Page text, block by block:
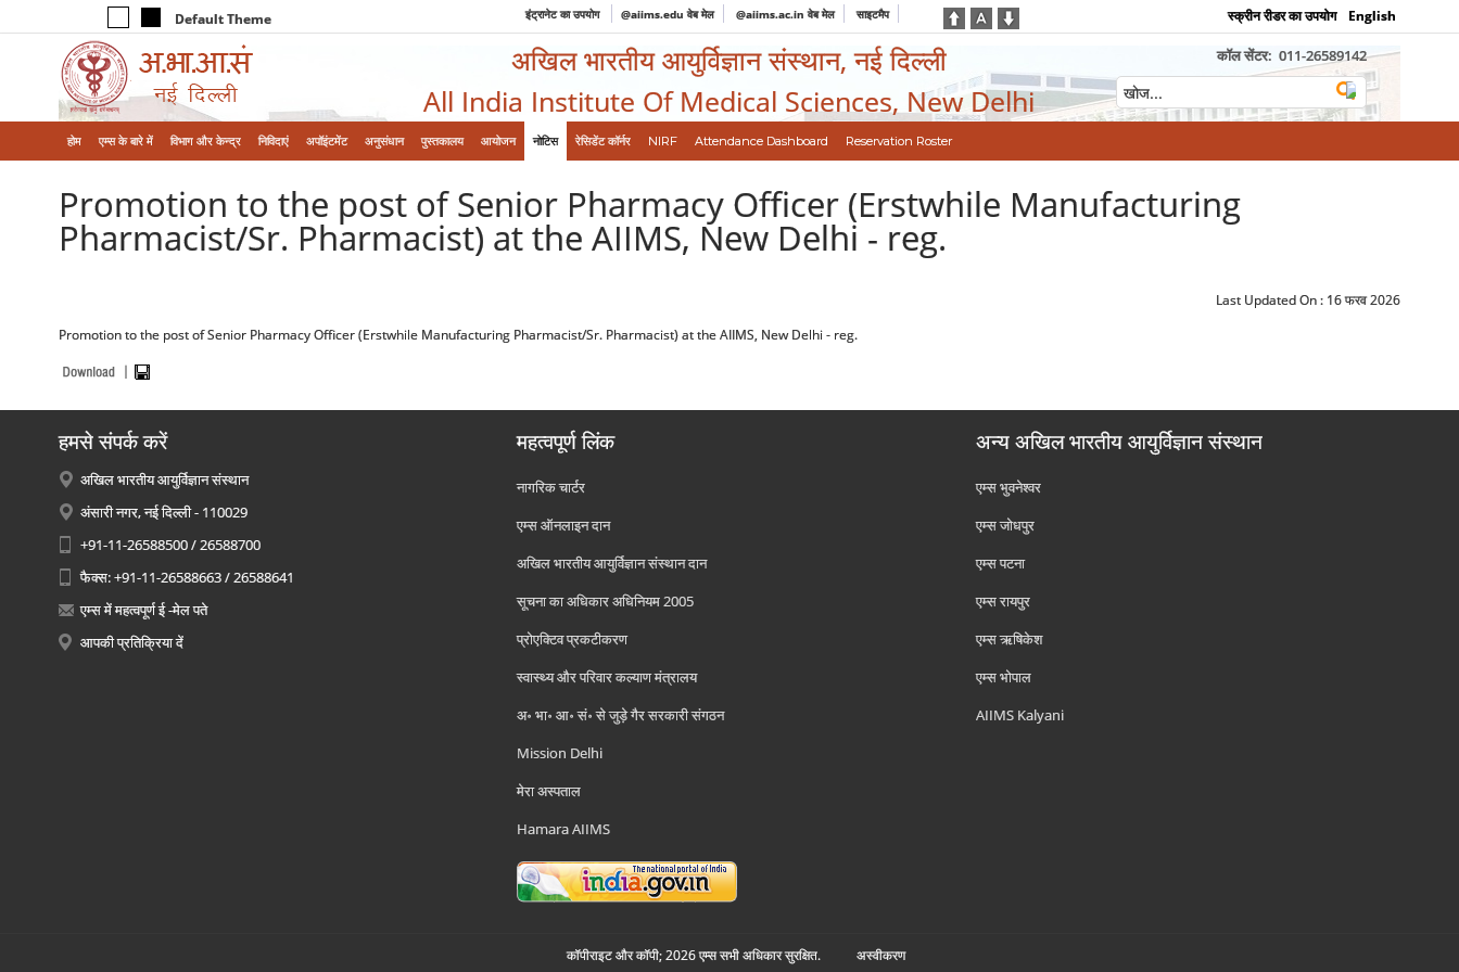
Default Theme इंट्रानेट का उपयोग @aiims.edu वेब मेल @aiims.ac.in वेब मेल साइटमैप स्क्रीन रीडर का उपयोग English
अखिल भारतीय आयुर्विज्ञान संस्थान, नई दिल्ली
All India Institute Of Medical Sciences, New Delhi
कॉल सेंटर: 011-26589142
होम एम्‍स के बारे में विभाग और केन्‍द्र निविदाएं अपॉइंटमेंट अनुसंधान पुस्तकालय आयोजन नोटिस रेसिडेंट कॉर्नर NIRF Attendance Dashboard Reservation Roster
Promotion to the post of Senior Pharmacy Officer (Erstwhile Manufacturing
Pharmacist/Sr. Pharmacist) at the AIIMS, New Delhi - reg.
Last Updated On : 16 फरव 2026
Promotion to the post of Senior Pharmacy Officer (Erstwhile Manufacturing Pharmacist/Sr. Pharmacist) at the AIIMS, New Delhi - reg.
हमसे संपर्क करें
अखिल भारतीय आयुर्विज्ञान संस्थान
अंसारी नगर, नई दिल्ली - 110029
+91-11-26588500 / 26588700
फैक्स: +91-11-26588663 / 26588641
एम्स में महत्वपूर्ण ई -मेल पते
आपकी प्रतिक्रिया दें
महत्वपूर्ण लिंक
नागरिक चार्टर
एम्स ऑनलाइन दान
अखिल भारतीय आयुर्विज्ञान संस्थान दान
सूचना का अधिकार अधिनियम 2005
प्रोएक्टिव प्रकटीकरण
स्वास्थ्य और परिवार कल्याण मंत्रालय
अ॰ भा॰ आ॰ सं॰ से जुड़े गैर सरकारी संगठन
Mission Delhi
मेरा अस्पताल
Hamara AIIMS
अन्य अखिल भारतीय आयुर्विज्ञान संस्थान
एम्‍स भुवनेश्वर
एम्‍स जोधपुर
एम्‍स पटना
एम्‍स रायपुर
एम्‍स ऋषिकेश
एम्‍स भोपाल
AIIMS Kalyani
कॉपीराइट और कॉपी; 2026 एम्स सभी अधिकार सुरक्षित. अस्‍वीकरण